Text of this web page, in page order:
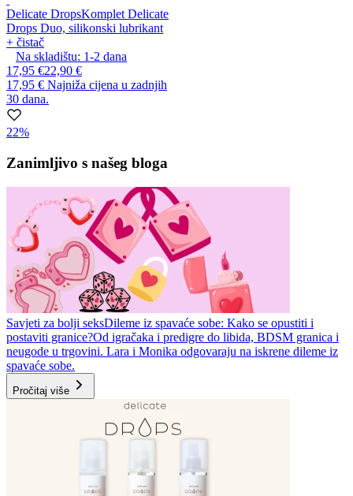
Delicate DropsKomplet Delicate
Drops Duo, silikonski lubrikant
+ čistač
Na skladištu: 1-2 dana
17,95 €22,90 €
17,95 € Najniža cijena u zadnjih
30 dana.
22%
Zanimljivo s našeg bloga
Savjeti za bolji seksDileme iz spavaće sobe: Kako se opustiti i
postaviti granice?Od igračaka i predigre do libida, BDSM granica i
neugode u trgovini. Lara i Monika odgovaraju na iskrene dileme iz
spavaće sobe.
Pročitaj više